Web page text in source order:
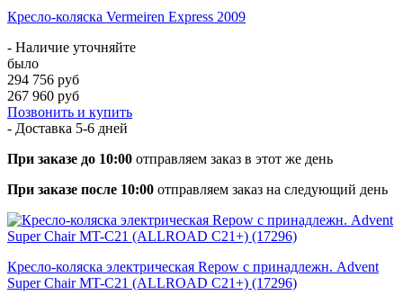
Кресло-коляска Vermeiren Express 2009
- Наличие уточняйте
было
294 756 руб
267 960 руб
Позвонить и купить
- Доставка 5-6 дней
При заказе до 10:00 отправляем заказ в этот же день
При заказе после 10:00 отправляем заказ на следующий день
Кресло-коляска электрическая Repow с принадлежн. Advent
Super Chair MT-C21 (ALLROAD C21+) (17296)